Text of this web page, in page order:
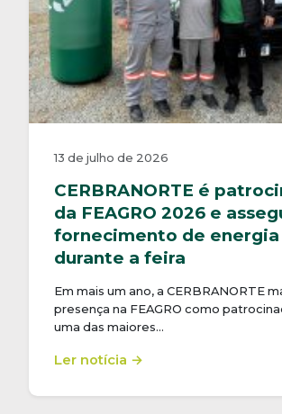
13 de julho de 2026
CERBRANORTE é
da FEAGRO 2026 e
fornecimento de energia
durante a feira
Em mais um ano, a CERBRANORTE
presença na FEAGRO como
uma das maiores…
Ler notícia →